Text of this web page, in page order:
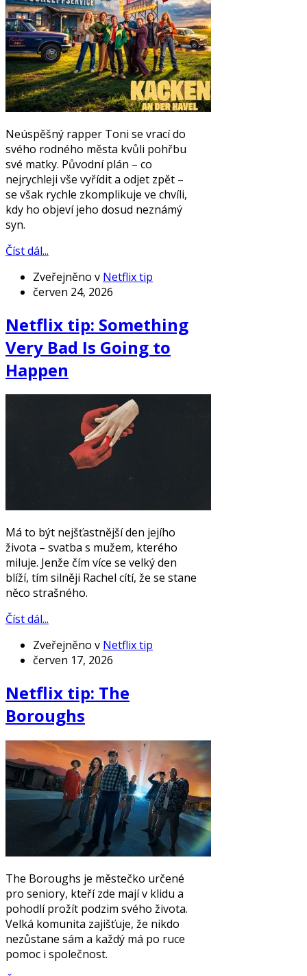
Neúspěšný rapper Toni se vrací do
svého rodného města kvůli pohřbu
své matky. Původní plán – co
nejrychleji vše vyřídit a odjet zpět –
se však rychle zkomplikuje ve chvíli,
kdy ho objeví jeho dosud neznámý
syn.
Číst dál...
Zveřejněno v Netflix tip
červen 24, 2026
Netflix tip: Something
Very Bad Is Going to
Happen
Má to být nejšťastnější den jejího
života – svatba s mužem, kterého
miluje. Jenže čím více se velký den
blíží, tím silněji Rachel cítí, že se stane
něco strašného.
Číst dál...
Zveřejněno v Netflix tip
červen 17, 2026
Netflix tip: The
Boroughs
The Boroughs je městečko určené
pro seniory, kteří zde mají v klidu a
pohodlí prožít podzim svého života.
Velká komunita zajišťuje, že nikdo
nezůstane sám a každý má po ruce
pomoc i společnost.